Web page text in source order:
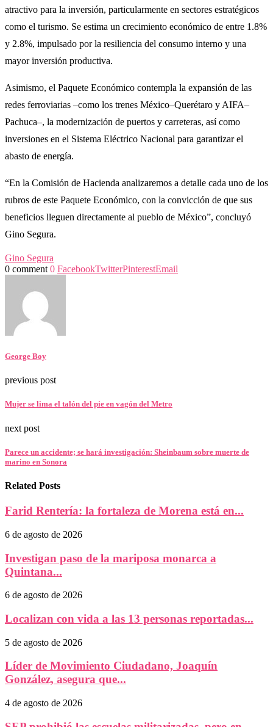
atractivo para la inversión, particularmente en sectores estratégicos
como el turismo. Se estima un crecimiento económico de entre 1.8%
y 2.8%, impulsado por la resiliencia del consumo interno y una
mayor inversión productiva.
Asimismo, el Paquete Económico contempla la expansión de las
redes ferroviarias –como los trenes México–Querétaro y AIFA–
Pachuca–, la modernización de puertos y carreteras, así como
inversiones en el Sistema Eléctrico Nacional para garantizar el
abasto de energía.
“En la Comisión de Hacienda analizaremos a detalle cada uno de los
rubros de este Paquete Económico, con la convicción de que sus
beneficios lleguen directamente al pueblo de México”, concluyó
Gino Segura.
Gino Segura
0 comment 0 FacebookTwitterPinterestEmail
George Boy
previous post
Mujer se lima el talón del pie en vagón del Metro
next post
Parece un accidente; se hará investigación: Sheinbaum sobre muerte de
marino en Sonora
Related Posts
Farid Rentería: la fortaleza de Morena está en...
6 de agosto de 2026
Investigan paso de la mariposa monarca a
Quintana...
6 de agosto de 2026
Localizan con vida a las 13 personas reportadas...
5 de agosto de 2026
Líder de Movimiento Ciudadano, Joaquín
González, asegura que...
4 de agosto de 2026